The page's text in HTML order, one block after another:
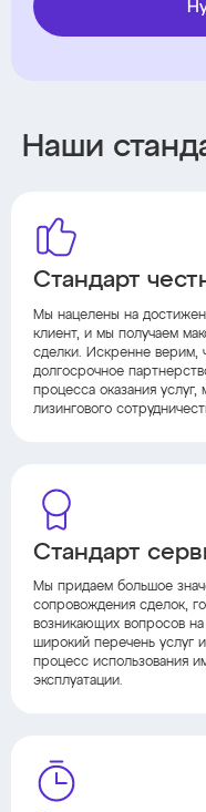
Наши
Стандарт
Мы нацелены на
клиент, и мы получаем
сделки. Искренне верим,
долгосрочное
процесса оказания услуг,
лизингового
Стандарт
Мы придаем большое
сопровождения сделок,
возникающих вопросов
широкий перечень услуг
процесс использования
эксплуатации.